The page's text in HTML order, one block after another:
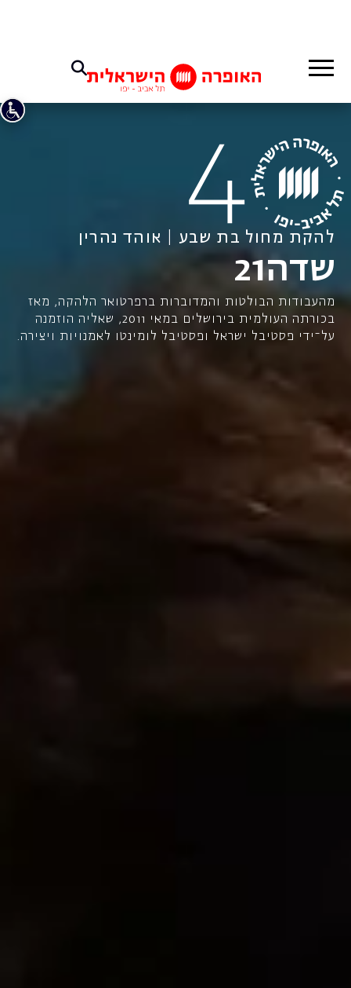
להקת מחול בת שבע | אוהד נהרין
שדה21
מהעבודות הבולטות והמדוברות ברפרטואר הלהקה, מאז
בכורתה העולמית בירושלים במאי 2011, שאליה הוזמנה
על־ידי פסטיבל ישראל ופסטיבל לומינטו לאמנויות ויצירה.